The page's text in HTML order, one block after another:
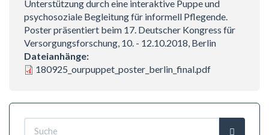
Unterstützung durch eine interaktive Puppe und
psychosoziale Begleitung für informell Pflegende.
Poster präsentiert beim 17. Deutscher Kongress für
Versorgungsforschung, 10. - 12.10.2018, Berlin
Dateianhänge:
180925_ourpuppet_poster_berlin_final.pdf
Suchformular